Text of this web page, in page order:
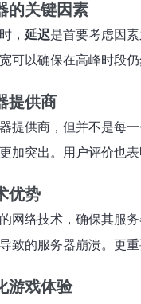
的关键因素
时， 延迟是首要考虑因
可以确保在高峰时段仍
提供商
提供商，但并不是每
加突出。用户评价也
优势
网络技术，确保其服
致的服务器崩溃。更
游戏体验